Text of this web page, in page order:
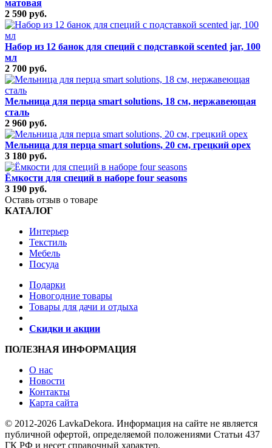
матовая
2 590 руб.
Набор из 12 банок для специй с подставкой scented jar, 100
мл
2 700 руб.
Мельница для перца smart solutions, 18 см, нержавеющая
сталь
2 960 руб.
Мельница для перца smart solutions, 20 см, грецкий орех
3 180 руб.
Ёмкости для специй в наборе four seasons
3 190 руб.
Оставь отзыв о товаре
КАТАЛОГ
Интерьер
Текстиль
Мебель
Посуда
Подарки
Новогодние товары
Товары для дачи и отдыха
Скидки и акции
ПОЛЕЗНАЯ ИНФОРМАЦИЯ
О нас
Новости
Контакты
Карта сайта
© 2012-2026 LavkaDekora. Информация на сайте не является
публичной офертой, определяемой положениями Статьи 437
ГК РФ и несет справочный характер.